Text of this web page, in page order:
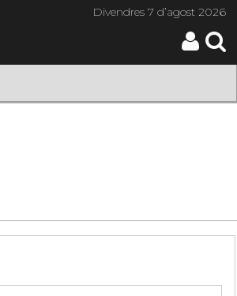
Divendres7 d’agost 2026